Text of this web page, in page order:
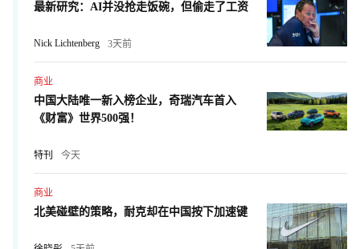
最新研究：AI并没抢走饭碗，但偷走了工资
Nick Lichtenberg 3天前
商业
中国大陆唯一新入榜企业，奇瑞汽车首入
《财富》世界500强！
特刊 今天
商业
北美碰壁的策略，耐克却在中国按下加速键